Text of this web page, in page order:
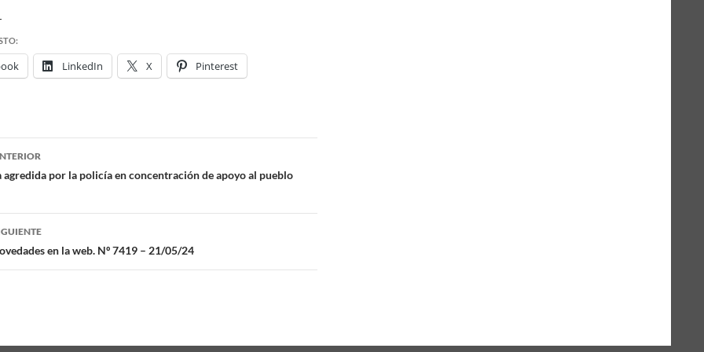
LinkedIn X Pinterest
agredida por la policía en concentración de apoyo al pueblo
en la web. Nº 7419 – 21/05/24